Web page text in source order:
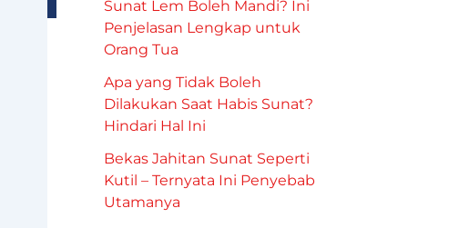
Sunat Lem Boleh Mandi? Ini
Penjelasan Lengkap untuk
Orang Tua
Apa yang Tidak Boleh
Dilakukan Saat Habis Sunat?
Hindari Hal Ini
Bekas Jahitan Sunat Seperti
Kutil – Ternyata Ini Penyebab
Utamanya